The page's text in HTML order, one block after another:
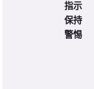
指示
保持
警惕